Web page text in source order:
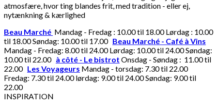
atmosfære, hvor ting blandes frit, med tradition - eller ej,
nytænkning & kærlighed
Beau Marché Mandag - Fredag : 10.00 til 18.00 Lørdag : 10.00
til 18.00 Søndag: 10.00 til 17.00 Beau Marché - Café à Vins
Mandag - Fredag: 8.00 til 24.00 Lørdag: 10.00 til 24.00 Søndag:
10.00 til 22.00 à côté - Le bistrot Onsdag - Søndag : 11.00 til
22.00 Les Voyageurs Mandag - torsdag: 7.30 til 22.00
Fredag: 7.30 til 24.00 lørdag: 9.00 til 24.00 Søndag: 9.00 til
22.00
INSPIRATION